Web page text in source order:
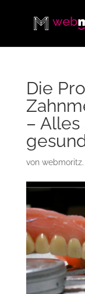
Die
–
von webmoritz.